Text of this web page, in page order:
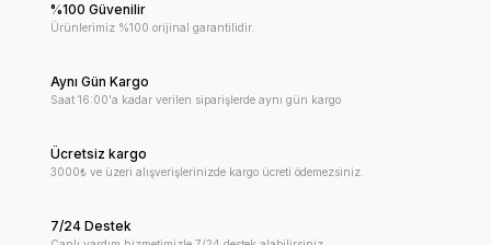
%100 Güvenilir
Ürünlerimiz %100 orijinal garantilidir.
Aynı Gün Kargo
Saat 16:00'a kadar verilen siparişlerde aynı gün kargo
Ücretsiz kargo
3000₺ ve üzeri alışverişlerinizde kargo ücreti ödemezsiniz.
7/24 Destek